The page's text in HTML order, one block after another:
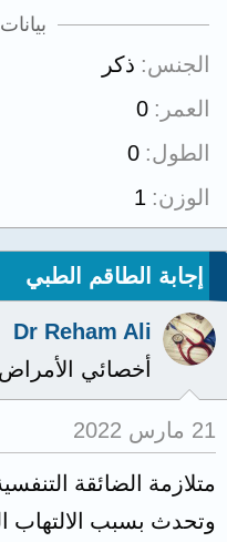
الجنس ذكر
العمر
0
الطول 0
الوزن 1
إجابة الطاقم الطبي
Dr Reham Ali
أخصائي
21 مارس 2022
متلازمة الضائقة
وتحدث بسبب الالتهاب